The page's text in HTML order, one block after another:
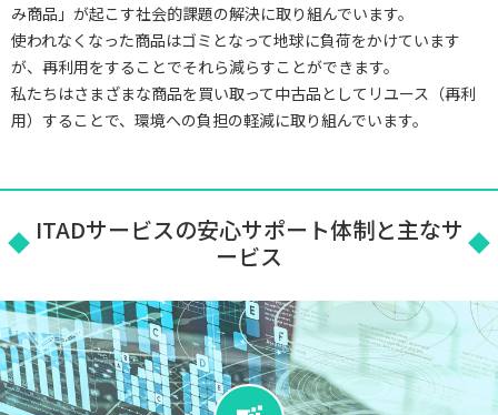
み商品」が起こす社会的課題の解決に取り組んでいます。
使われなくなった商品はゴミとなって地球に負荷をかけています
が、再利用をすることでそれら減らすことができます。
私たちはさまざまな商品を買い取って中古品としてリユース（再利
用）することで、環境への負担の軽減に取り組んでいます。
ITADサービスの安心サポート体制と主なサ
ービス